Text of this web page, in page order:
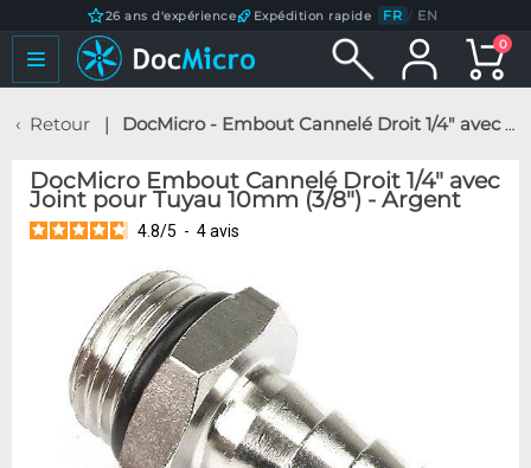
26 ans d'expérience Expédition rapide FR / EN
0
Retour DocMicro - Embout Cannelé Droit 1/4" avec Joint pour Tuyau 10mm (3/8") - Argent
DocMicro Embout Cannelé Droit 1/4" avec
Joint pour Tuyau 10mm (3/8") - Argent
4.8/5 - 4avis